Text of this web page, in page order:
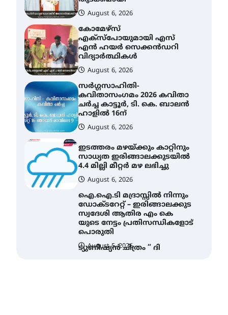
August 6, 2026
സർഗ്ഗസാഹിതി-
കവിതാസംഗമം 2026 കവിതാ
ചർച്ച കാട്ടൂർ, ടി. കെ. ബാലൻ
ഹാളിൽ 16ന്
August 6, 2026
ഇടത്തരം മഴയ്ക്കും കാറ്റിനും
സാധ്യത ഇരിങ്ങാലക്കുടയിൽ
4.4 മില്ലി മീറ്റർ മഴ ലഭിച്ചു
August 6, 2026
ഡോക്ടറേറ്റ് – ഇരിങ്ങാലക്കുട
സ്വദേശി ആതിര എം കെ
യുടെ നേട്ടം പ്രതിസന്ധികളോട്
പൊരുതി
August 5, 2026
ട്യുണീഷ്യൻ ചിത്രം ” ദി
വോയിസ് ഓഫ് ഹിന്ദ് റജബ് ”
ഇരിങ്ങാലക്കുട ഫിലിം
സൊസൈറ്റി ആഗസ്റ്റ് 7
വെള്ളിയാഴ്ച സ്‌ക്രീൻ
ചെയ്യുന്നു
August 6, 2026